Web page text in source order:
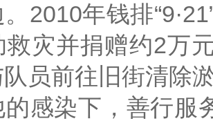
2010年钱排
灾并捐赠约2万
员前往旧街清除
染下，善行服